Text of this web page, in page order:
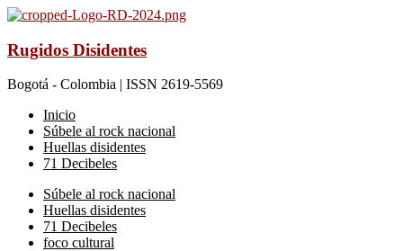
Rugidos Disidentes
Bogotá - Colombia | ISSN 2619-5569
Inicio
Súbele al rock nacional
Huellas disidentes
71 Decibeles
Súbele al rock nacional
Huellas disidentes
71 Decibeles
foco cultural